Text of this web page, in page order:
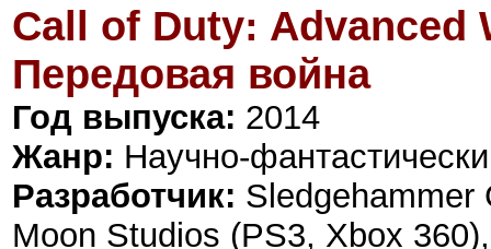
Call of Duty: Advanced
Передовая война
Год выпуска: 2014
Жанр: Научно-
Разработчик: Sledgehammer
Moon Studios (PS3, Xbox